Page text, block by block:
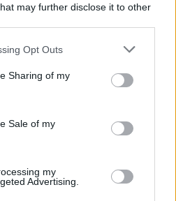
may further disclose it to other
Opt Outs
Sharing of my
Sale of my
my
Advertising.
τον Μπάουζα για δύο